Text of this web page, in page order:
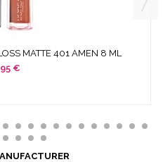
MATTE 401 AMEN 8 ML
€